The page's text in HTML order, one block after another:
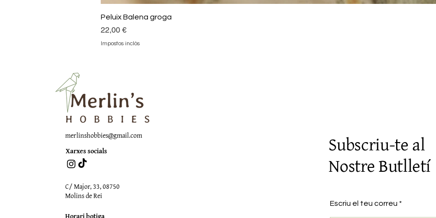
Peluix Balena groga
Preu
22,00 €
Impostos inclòs
merlinshobbies@gmail.com
Xarxes socials
C/ Major, 33, 08750
Molins de Rei
Horari botiga
Subscriu-te al
Nostre Butlletí
Escriu el teu correu